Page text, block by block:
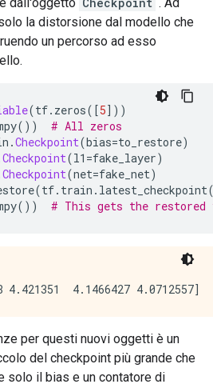
la distorsione dal modello che
un percorso ad esso
(tf. zeros([5]))
())
# All zeros
.Checkpoint(bias=to_restore)
Checkpoint(l1 =fake_layer)
Checkpoint(net=fake_net)
(tf. train . latest_checkpoint
()) # This gets the restored
per questi nuovi oggetti è un
del checkpoint più grande che
solo il bias e un contatore di